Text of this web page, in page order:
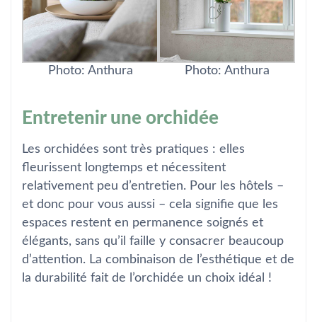
Photo: Anthura Photo: Anthura
Entretenir une orchidée
Les orchidées sont très pratiques : elles
fleurissent longtemps et nécessitent
relativement peu d’entretien. Pour les hôtels –
et donc pour vous aussi – cela signifie que les
espaces restent en permanence soignés et
élégants, sans qu’il faille y consacrer beaucoup
d’attention. La combinaison de l’esthétique et de
la durabilité fait de l’orchidée un choix idéal !